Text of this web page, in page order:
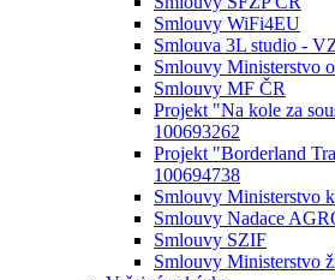
Smlouvy WiFi4EU
Smlouva 3L studio -
Smlouvy Ministerstvo
Smlouvy MF ČR
Projekt "Na kole za
100693262
Projekt "Borderland
100694738
Smlouvy Ministerstvo
Smlouvy Nadace
Smlouvy SZIF
Smlouvy Ministerstvo